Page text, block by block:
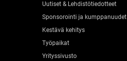
Uutiset & Lehdistötiedotteet
Sponsorointi ja kumppanuudet
Kestävä kehitys
Työpaikat
Yrityssivusto